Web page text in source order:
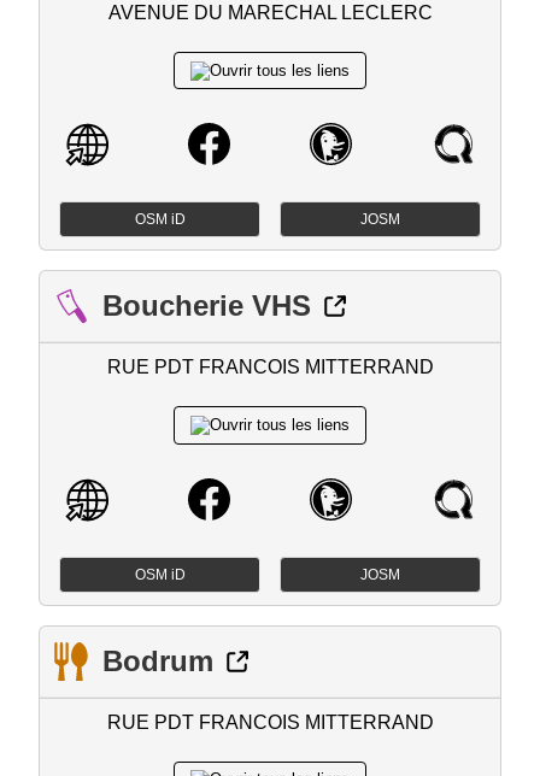
AVENUE DU MARECHAL LECLERC
OSM iD JOSM
Boucherie VHS
RUE PDT FRANCOIS MITTERRAND
OSM iD JOSM
Bodrum
RUE PDT FRANCOIS MITTERRAND